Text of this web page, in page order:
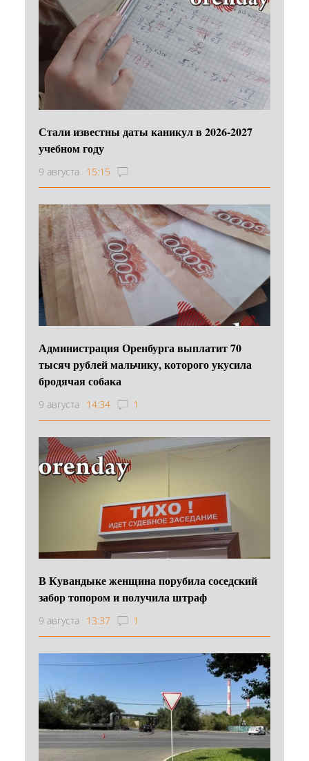
Стали известны даты каникул в 2026-2027
учебном году
9 августа 15:15
Администрация Оренбурга выплатит 70
тысяч рублей мальчику, которого укусила
бродячая собака
9 августа 14:34 1
В Кувандыке женщина порубила соседский
забор топором и получила штраф
9 августа 13:37 1